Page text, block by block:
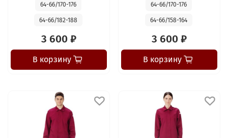
64-66/170-176
64-66/182-188
3 600 ₽
В корзину
64-66/170-176
64-66/158-164
3 600 ₽
В корзину